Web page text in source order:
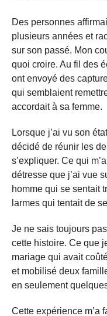
Des personnes
plusieurs années et
sur son passé. Mon
quoi croire. Au fil des
ont envoyé des
qui semblaient
accordait à sa femme.
Lorsque j’ai vu son
décidé de réunir les
s’expliquer. Ce qui
détresse que j’ai vue
homme qui se sentait
larmes qui tentait de
Je ne sais toujours
cette histoire. Ce que
mariage qui avait
et mobilisé deux
en seulement
Cette expérience m’a